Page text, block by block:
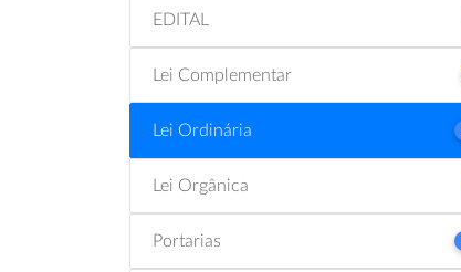
EDITAL
Lei Complementar
Lei Ordinária
Lei Orgânica
Portarias